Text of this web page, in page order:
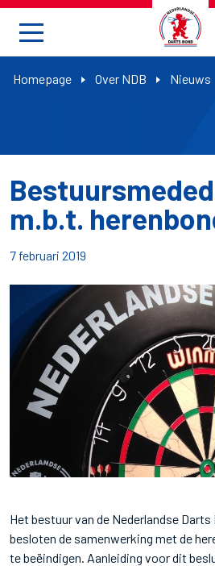
Homepage Over NDB Nieuws
m.b.t.
7 februari 2019
Het bestuur van de Nederlandse
besloten de samenwerking met de
te beëindigen. Aanleiding voor dit